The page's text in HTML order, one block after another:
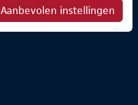
Aanbevolen instellingen